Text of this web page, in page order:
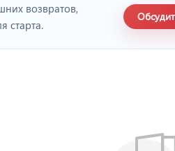
возвратов,
старта.